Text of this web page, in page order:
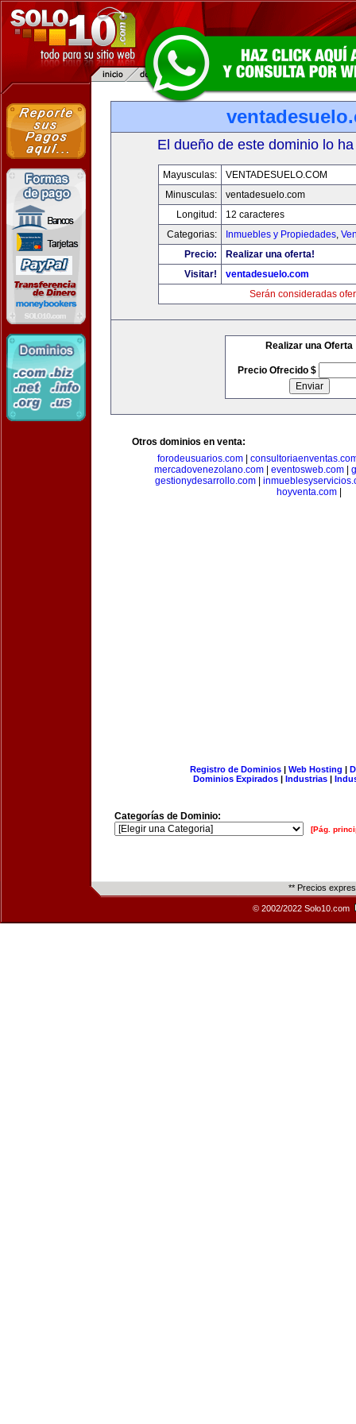
El dueño de este dominio lo
Mayusculas:
VENTADESUELO.COM
Minusculas:
ventadesuelo.com
Longitud:
12 caracteres
Categorias:
Inmuebles y Propiedades,
Precio:
Realizar una oferta!
Visitar!
ventadesuelo.com
Serán consideradas
Realizar una Oferta
Precio Ofrecido $
Otros dominios en venta:
forodeusuarios.com
mercadovenezolano.com
eventosweb.com
gestionydesarrollo.com
hoyventa.com
Registro de Dominios| Web Hosting |
Dominios Expirados | Industrias |
Categorías de Dominio:
[Pág.
** Precios
© 2002/2022 Solo10.com